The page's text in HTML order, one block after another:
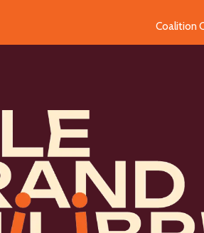
Coalition